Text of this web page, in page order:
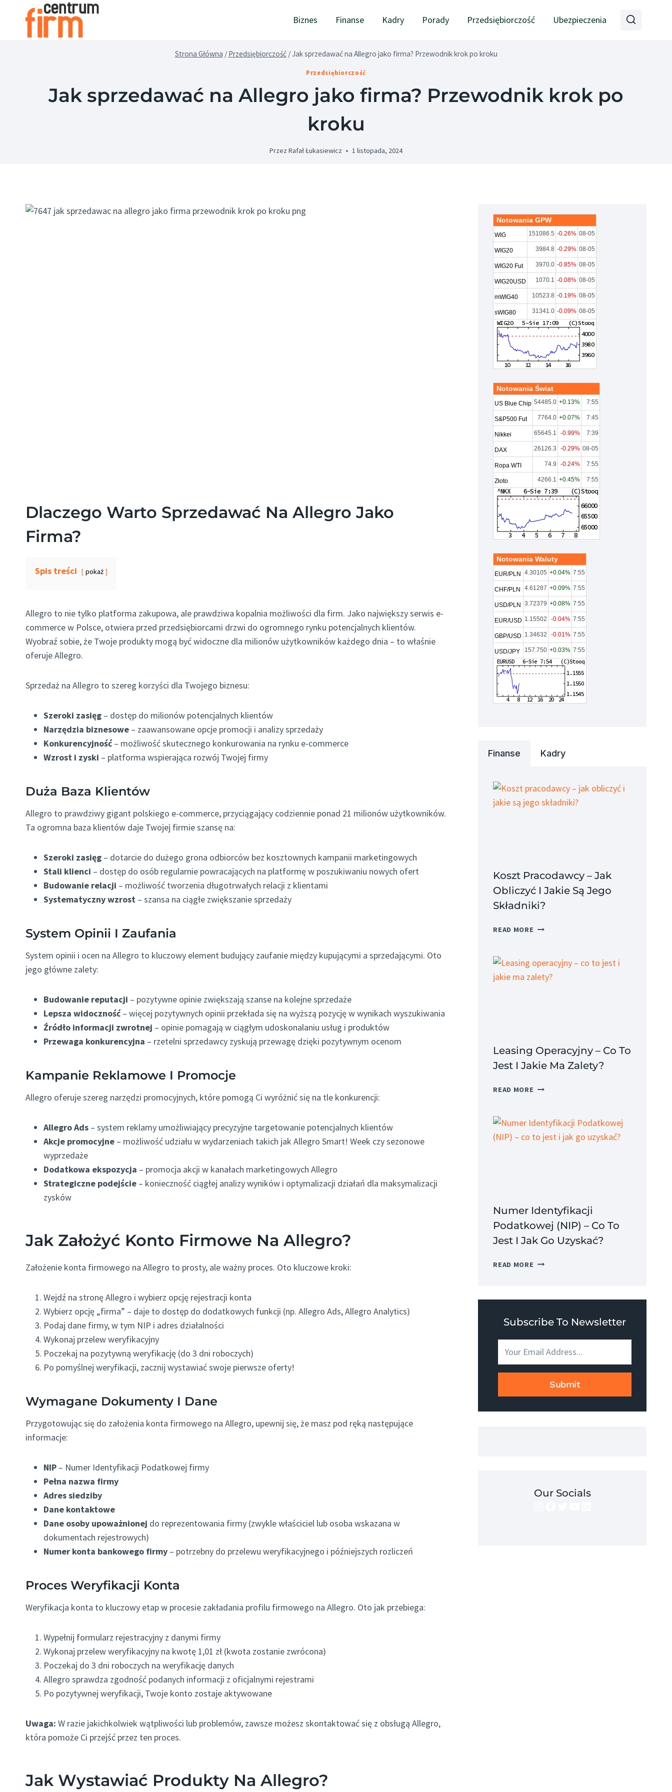
Biznes Finanse Kadry Porady Przedsiębiorczość Ubezpieczenia
Strona Główna / Przedsiębiorczość /Jak sprzedawać na Allegro jako firma? Przewodnik krok po kroku
Przedsiębiorczość
Jak sprzedawać na Allegro jako firma? Przewodnik krok po
kroku
Przez Rafał Łukasiewicz 1 listopada, 2024
Dlaczego Warto Sprzedawać Na Allegro Jako
Firma?
Spis treści pokaż
Allegro to nie tylko platforma zakupowa, ale prawdziwa kopalnia możliwości dla firm. Jako największy serwis e-
commerce w Polsce, otwiera przed przedsiębiorcami drzwi do ogromnego rynku potencjalnych klientów.
Wyobraź sobie, że Twoje produkty mogą być widoczne dla milionów użytkowników każdego dnia – to właśnie
oferuje Allegro.
Sprzedaż na Allegro to szereg korzyści dla Twojego biznesu:
Szeroki zasięg – dostęp do milionów potencjalnych klientów
Narzędzia biznesowe – zaawansowane opcje promocji i analizy sprzedaży
Konkurencyjność– możliwość skutecznego konkurowania na rynku e-commerce
Wzrost i zyski – platforma wspierająca rozwój Twojej firmy
Duża Baza Klientów
Allegro to prawdziwy gigant polskiego e-commerce, przyciągający codziennie ponad 21 milionów użytkowników.
Ta ogromna baza klientów daje Twojej firmie szansę na:
Szeroki zasięg – dotarcie do dużego grona odbiorców bez kosztownych kampanii marketingowych
Stali klienci – dostęp do osób regularnie powracających na platformę w poszukiwaniu nowych ofert
Budowanie relacji – możliwość tworzenia długotrwałych relacji z klientami
Systematyczny wzrost – szansa na ciągłe zwiększanie sprzedaży
System Opinii I Zaufania
System opinii i ocen na Allegro to kluczowy element budujący zaufanie między kupującymi a sprzedającymi. Oto
jego główne zalety:
Budowanie reputacji – pozytywne opinie zwiększają szanse na kolejne sprzedaże
Lepsza widoczność– więcej pozytywnych opinii przekłada się na wyższą pozycję w wynikach wyszukiwania
Źródło informacji zwrotnej – opinie pomagają w ciągłym udoskonalaniu usług i produktów
Przewaga konkurencyjna – rzetelni sprzedawcy zyskują przewagę dzięki pozytywnym ocenom
Kampanie Reklamowe I Promocje
Allegro oferuje szereg narzędzi promocyjnych, które pomogą Ci wyróżnić się na tle konkurencji:
Allegro Ads – system reklamy umożliwiający precyzyjne targetowanie potencjalnych klientów
Akcje promocyjne – możliwość udziału w wydarzeniach takich jak Allegro Smart! Week czy sezonowe
wyprzedaże
Dodatkowa ekspozycja – promocja akcji w kanałach marketingowych Allegro
Strategiczne podejście – konieczność ciągłej analizy wyników i optymalizacji działań dla maksymalizacji
zysków
Jak Założyć Konto Firmowe Na Allegro?
Założenie konta firmowego na Allegro to prosty, ale ważny proces. Oto kluczowe kroki:
Wejdź na stronę Allegro i wybierz opcję rejestracji konta
Wybierz opcję „firma” – daje to dostęp do dodatkowych funkcji (np. Allegro Ads, Allegro Analytics)
Podaj dane firmy, w tym NIP i adres działalności
Wykonaj przelew weryfikacyjny
Poczekaj na pozytywną weryfikację (do 3 dni roboczych)
Po pomyślnej weryfikacji, zacznij wystawiać swoje pierwsze oferty!
Wymagane Dokumenty I Dane
Przygotowując się do założenia konta firmowego na Allegro, upewnij się, że masz pod ręką następujące
informacje:
NIP – Numer Identyfikacji Podatkowej firmy
Pełna nazwa firmy
Adres siedziby
Dane kontaktowe
Dane osoby upoważnionej do reprezentowania firmy (zwykle właściciel lub osoba wskazana w
dokumentach rejestrowych)
Numer konta bankowego firmy – potrzebny do przelewu weryfikacyjnego i późniejszych rozliczeń
Proces Weryfikacji Konta
Weryfikacja konta to kluczowy etap w procesie zakładania profilu firmowego na Allegro. Oto jak przebiega:
Wypełnij formularz rejestracyjny z danymi firmy
Wykonaj przelew weryfikacyjny na kwotę 1,01 zł (kwota zostanie zwrócona)
Poczekaj do 3 dni roboczych na weryfikację danych
Allegro sprawdza zgodność podanych informacji z oficjalnymi rejestrami
Po pozytywnej weryfikacji, Twoje konto zostaje aktywowane
Uwaga: W razie jakichkolwiek wątpliwości lub problemów, zawsze możesz skontaktować się z obsługą Allegro,
która pomoże Ci przejść przez ten proces.
Jak Wystawiać Produkty Na Allegro?
Notowania GPW
WIG 151086.5 -0.26% 08-05
WIG20 3984.8 -0.29% 08-05
WIG20 Fut 3970.0 -0.85% 08-05
WIG20USD 1070.1 -0.08% 08-05
mWIG40 10523.8 -0.19% 08-05
sWIG80 31341.0 -0.09% 08-05
Notowania Świat
US Blue Chip 54485.0 +0.13% 7:55
S&P500 Fut 7764.0 +0.07% 7:45
Nikkei 65645.1 -0.99% 7:39
DAX 26126.3 -0.29% 08-05
Ropa WTI 74.9 -0.24% 7:55
Złoto 4266.1 +0.45% 7:55
Notowania Waluty
EUR/PLN 4.30105 +0.04% 7:55
CHF/PLN 4.61287 +0.09% 7:55
USD/PLN 3.72379 +0.08% 7:55
EUR/USD 1.15502 -0.04% 7:55
GBP/USD 1.34632 -0.01% 7:55
USD/JPY 157.750 +0.03% 7:55
Finanse Kadry
Koszt Pracodawcy – Jak
Obliczyć I Jakie Są Jego
Składniki?
READ MORE KOSZT
JAK
OBLICZYĆ
Leasing Operacyjny – Co To
Jest I Jakie Ma Zalety?
READ MORE LEASING
CO
TO
JEST
Numer Identyfikacji
Podatkowej (NIP) – Co To
Jest I Jak Go Uzyskać?
READ MORE NUMER
CO
JEST
I
JAK
UZYSKAĆ?
Subscribe To Newsletter
Submit
Our Socials